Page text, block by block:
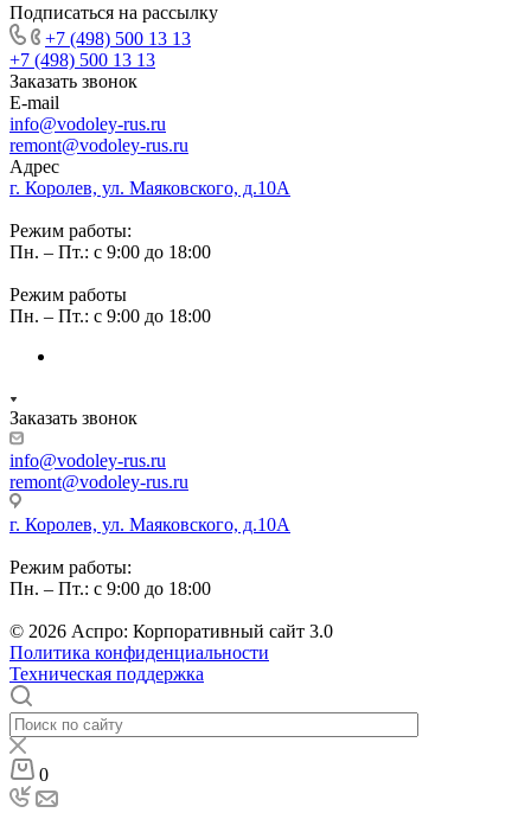
Подписаться на рассылку
+7 (498) 500 13 13
+7 (498) 500 13 13
Заказать звонок
E-mail
info@vodoley-rus.ru
remont@vodoley-rus.ru
Адрес
г. Королев, ул. Маяковского, д.10А
Режим работы:
Пн. – Пт.: с 9:00 до 18:00
Режим работы
Пн. – Пт.: с 9:00 до 18:00
Заказать звонок
info@vodoley-rus.ru
remont@vodoley-rus.ru
г. Королев, ул. Маяковского, д.10А
Режим работы:
Пн. – Пт.: с 9:00 до 18:00
© 2026 Аспро: Корпоративный сайт 3.0
Политика конфиденциальности
Техническая поддержка
0